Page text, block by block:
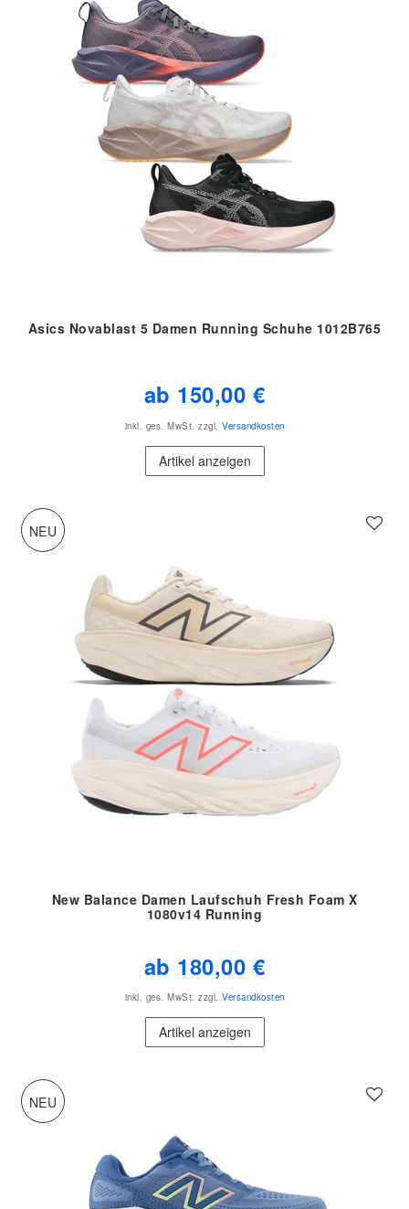
Asics Novablast 5 Damen Running Schuhe 1012B765
ab 150,00 €
inkl. ges. MwSt. zzgl. Versandkosten
Artikel anzeigen
NEU
New Balance Damen Laufschuh Fresh Foam X
1080v14 Running
ab 180,00 €
inkl. ges. MwSt. zzgl. Versandkosten
Artikel anzeigen
NEU